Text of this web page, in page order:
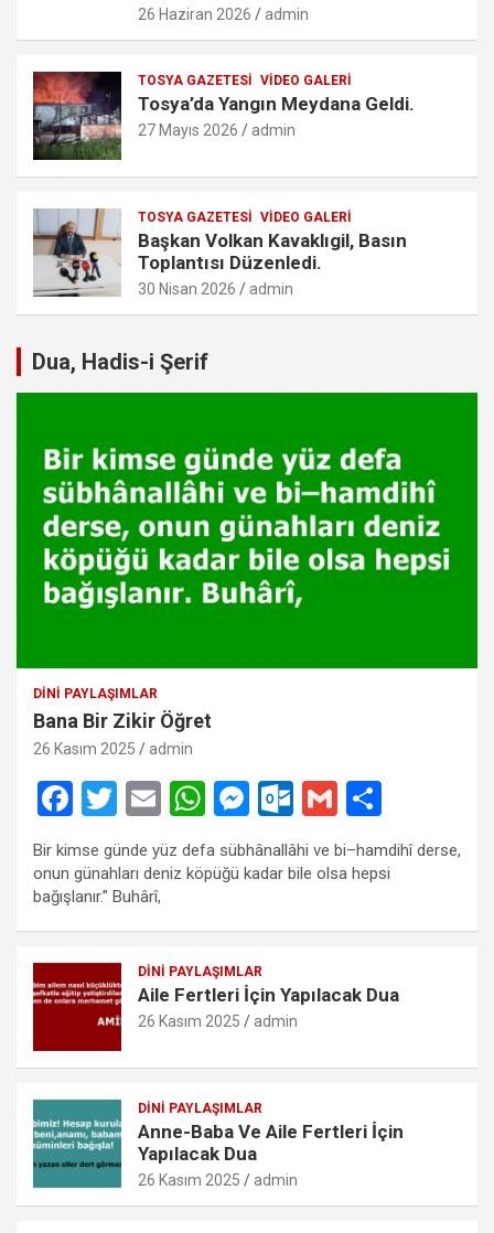
26 Haziran 2026 admin
TOSYA GAZETESI VIDEO GALERI
Tosya’da Yangın Meydana Geldi.
27 Mayıs 2026 admin
TOSYA GAZETESI VIDEO GALERI
Başkan Volkan Kavaklıgil, Basın
Toplantısı Düzenledi.
30 Nisan 2026 admin
Dua, Hadis-i Şerif
DINI PAYLAŞIMLAR
Bana Bir Zikir Öğret
26 Kasım 2025 admin
F
ce
b
o
o
k
T
wi
tt
er
E
m
ail
W
h
at
A
p
p
M
es
se
g
er
O
ut
lo
k.
o
G
m
ail
h
ar
Bir kimse günde yüz defa sübhânallâhi ve bi–hamdihî derse,
onun günahları deniz köpüğü kadar bile olsa hepsi
bağışlanır.” Buhârî,
DINI PAYLAŞIMLAR
Aile Fertleri İçin Yapılacak Dua
26 Kasım 2025 admin
DINI PAYLAŞIMLAR
Anne-Baba Ve Aile Fertleri İçin
Yapılacak Dua
26 Kasım 2025 admin